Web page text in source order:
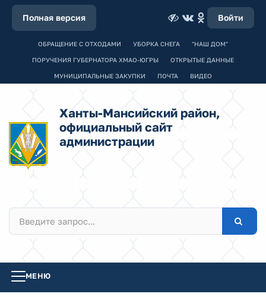
Полная версия Войти
ОБРАЩЕНИЕ С ОТХОДАМИ УБОРКА СНЕГА "НАШ ДОМ"
ПОРУЧЕНИЯ ГУБЕРНАТОРА ХМАО-ЮГРЫ ОТКРЫТЫЕ ДАННЫЕ
МУНИЦИПАЛЬНЫЕ ЗАКУПКИ ПОЧТА ВИДЕО
Ханты-Мансийский район,
официальный сайт
администрации
МЕНЮ